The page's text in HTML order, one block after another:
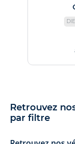
Retrouvez
par filtre